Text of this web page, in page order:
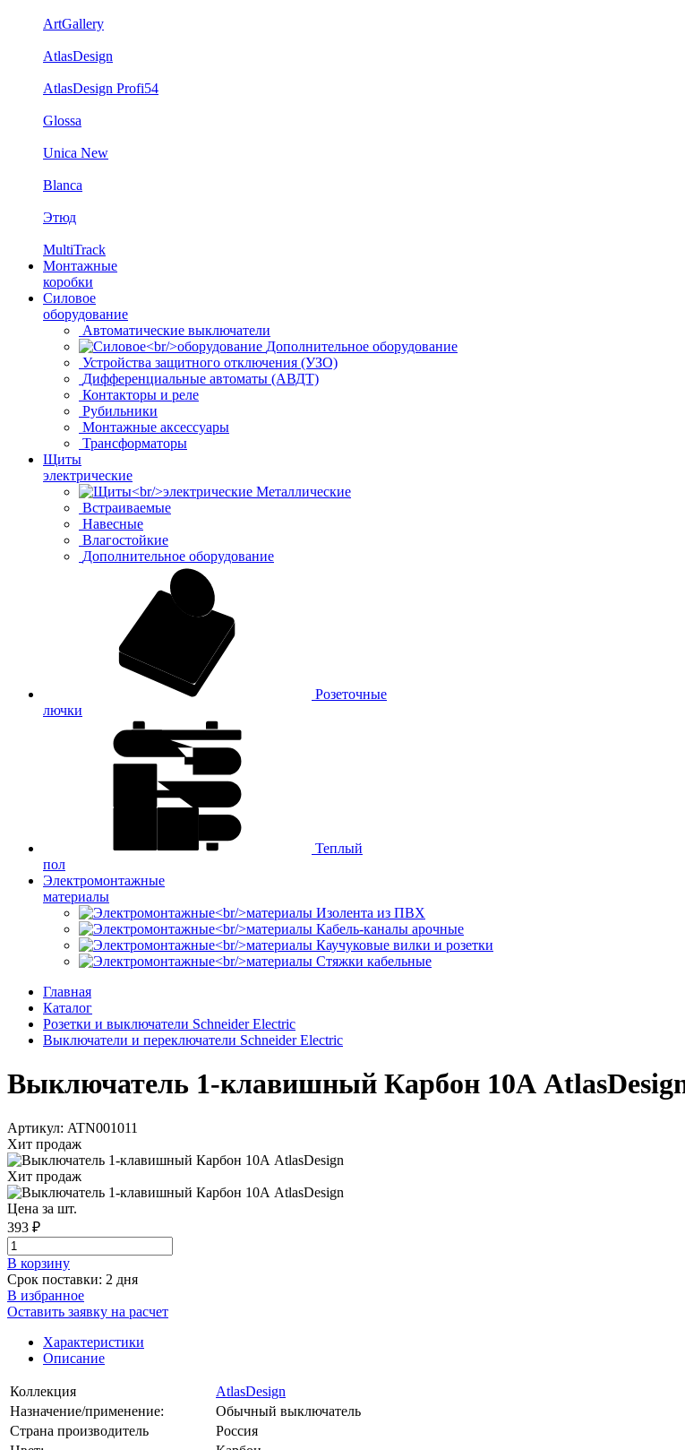
ArtGallery
AtlasDesign
AtlasDesign Profi54
Glossa
Unica New
Blanca
Этюд
MultiTrack
Монтажные
коробки
Силовое
оборудование
Автоматические выключатели
Дополнительное оборудование
Устройства защитного отключения (УЗО)
Дифференциальные автоматы (АВДТ)
Контакторы и реле
Рубильники
Монтажные аксессуары
Трансформаторы
Щиты
электрические
Металлические
Встраиваемые
Навесные
Влагостойкие
Дополнительное оборудование
Розеточные
лючки
Теплый
пол
Электромонтажные
материалы
Изолента из ПВХ
Кабель-каналы арочные
Каучуковые вилки и розетки
Стяжки кабельные
Главная
Каталог
Розетки и выключатели Schneider Electric
Выключатели и переключатели Schneider Electric
Выключатель 1-клавишный Карбон 10А
Артикул: ATN001011
Хит продаж
Хит продаж
Цена за шт.
393 ₽
В корзинy
Срок поставки: 2 дня
В избранное
Оставить заявку на расчет
Характеристики
Описание
Коллекция
AtlasDesign
Назначение/применение:
Обычный выключатель
Страна производитель
Россия